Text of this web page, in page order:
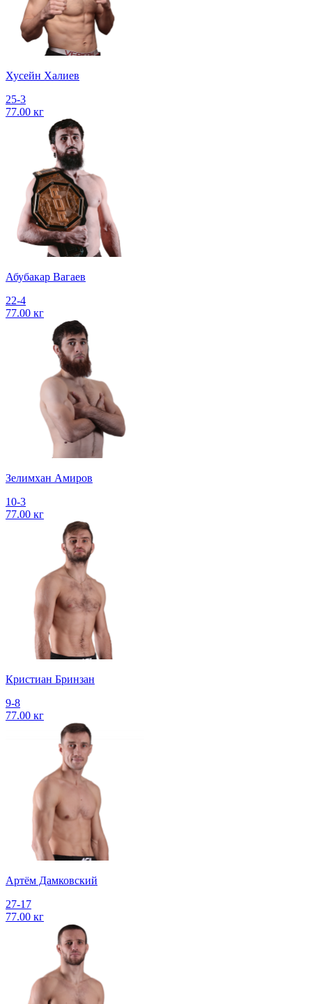
Хусейн Халиев
25-3
77.00 кг
Абубакар Вагаев
22-4
77.00 кг
Зелимхан Амиров
10-3
77.00 кг
Кристиан Бринзан
9-8
77.00 кг
Артём Дамковский
27-17
77.00 кг